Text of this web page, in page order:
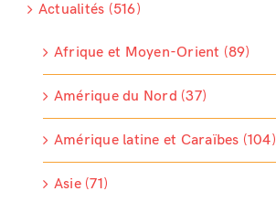
Actualités (516)
Afrique et Moyen-Orient (89)
Amérique du Nord (37)
Amérique latine et Caraïbes (104)
Asie (71)